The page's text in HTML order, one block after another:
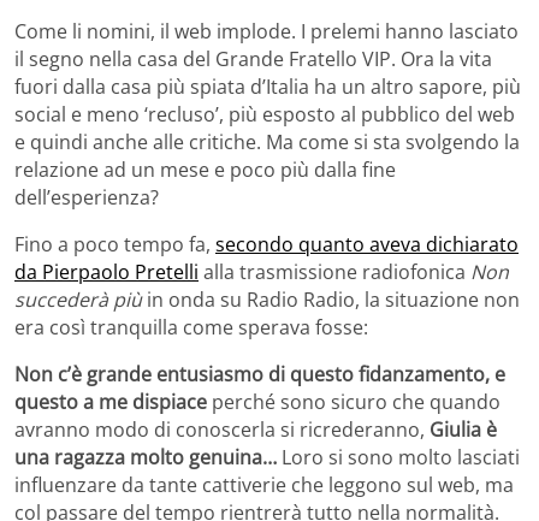
Come li nomini, il web implode. I prelemi hanno lasciato
il segno nella casa del Grande Fratello VIP. Ora la vita
fuori dalla casa più spiata d’Italia ha un altro sapore, più
social e meno ‘recluso’, più esposto al pubblico del web
e quindi anche alle critiche. Ma come si sta svolgendo la
relazione ad un mese e poco più dalla fine
dell’esperienza?
Fino a poco tempo fa, secondo quanto aveva dichiarato
da Pierpaolo Pretelli alla trasmissione radiofonica Non
succederà piùin onda su Radio Radio, la situazione non
era così tranquilla come sperava fosse:
Non c’è grande entusiasmo di questo fidanzamento, e
questo a me dispiace perché sono sicuro che quando
avranno modo di conoscerla si ricrederanno, Giulia è
una ragazza molto genuina… Loro si sono molto lasciati
influenzare da tante cattiverie che leggono sul web, ma
col passare del tempo rientrerà tutto nella normalità.